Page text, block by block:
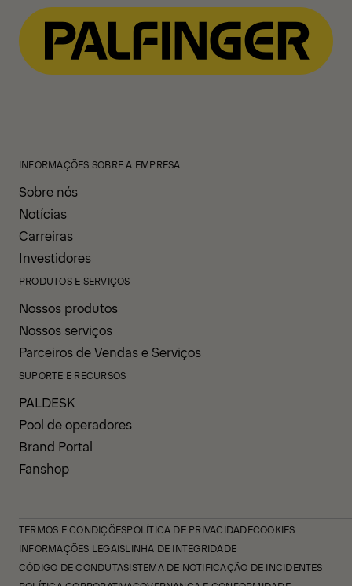
INFORMAÇÕES SOBRE A EMPRESA
Sobre nós
Notícias
Carreiras
Investidores
PRODUTOS E SERVIÇOS
Nossos produtos
Nossos serviços
Parceiros de Vendas e Serviços
SUPORTE E RECURSOS
PALDESK
Pool de operadores
Brand Portal
Fanshop
TERMOS E CONDIÇÕESPOLÍTICA DE PRIVACIDADECOOKIES
INFORMAÇÕES LEGAISLINHA DE INTEGRIDADE
CÓDIGO DE CONDUTASISTEMA DE NOTIFICAÇÃO DE INCIDENTES